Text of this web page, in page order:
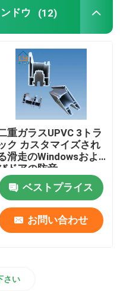
ドウ (12)
重ガラスUPVC 3トラ
ク カスタマイズされ
滑走のWindowsおよ
ドアの防音
ベストプライス
お問い合わせ
さい